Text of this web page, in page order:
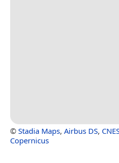
© Stadia Maps, Airbus DS,
Copernicus